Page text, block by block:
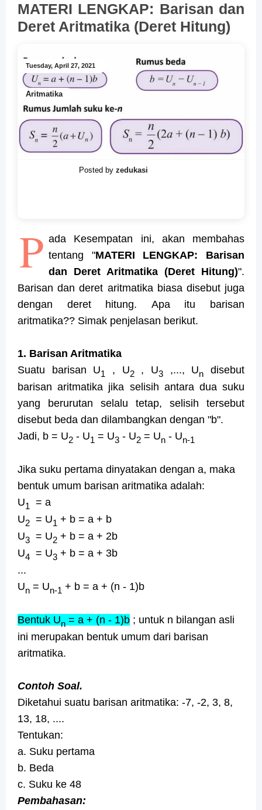
MATERI LENGKAP: Barisan dan
Deret Aritmatika (Deret Hitung)
Posted by zedukasi
Tuesday, April 27, 2021
Aritmatika
P ada Kesempatan ini, akan membahas
tentang "MATERI LENGKAP: Barisan
dan Deret Aritmatika (Deret Hitung)".
Barisan dan deret aritmatika biasa disebut juga
dengan deret hitung.
Apa itu barisan
aritmatika?? Simak penjelasan berikut.
1. Barisan Aritmatika
Suatu barisan U1 , U2, U3 ,..., Un
disebut
barisan aritmatika jika selisih antara dua suku
yang berurutan selalu tetap, selisih tersebut
disebut beda dan dilambangkan dengan "b".
Jadi, b = U2 - U1 = U3 - U2 = Un - Un-1
Jika suku pertama dinyatakan dengan a, maka
bentuk umum barisan aritmatika adalah:
U1
= a
U2 = U1 + b = a + b
U3 = U2 + b = a + 2b
U4 = U3 + b = a + 3b
...
Un = Un-1 + b = a + (n - 1)b
Bentuk Un = a + (n - 1)b ; untuk n bilangan asli
ini merupakan bentuk umum dari barisan
aritmatika.
Contoh Soal.
Diketahui suatu barisan aritmatika: -7, -2, 3, 8,
13, 18, ....
Tentukan:
a. Suku pertama
b. Beda
c. Suku ke 48
Pembahasan: